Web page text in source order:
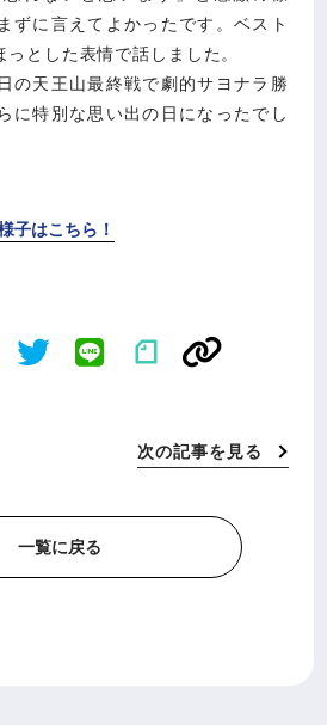
ずに言えてよかったです。ベスト
とした表情で話しました。
の天王山最終戦で劇的サヨナラ勝
に特別な思い出の日になったでし
子はこちら！
次の記事を見る
一覧に戻る